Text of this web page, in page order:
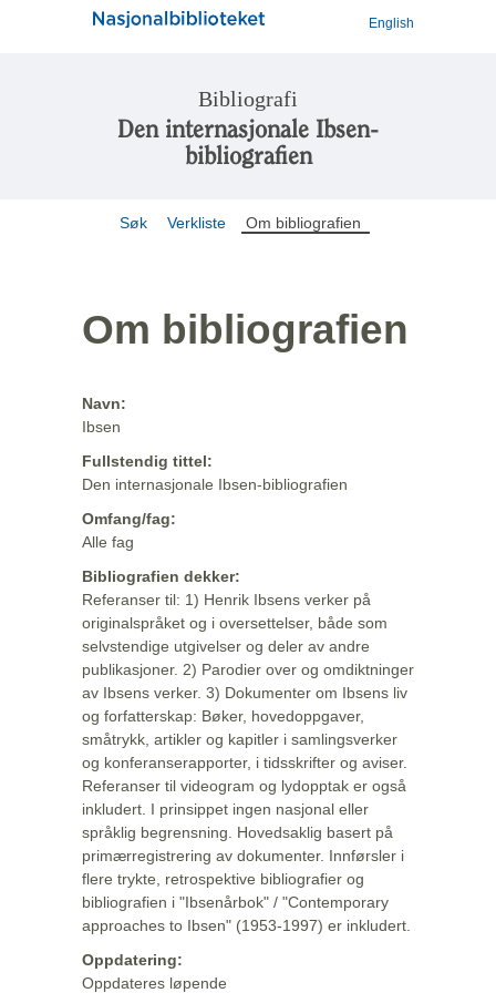
English
Bibliografi
Den internasjonale Ibsen-
bibliografien
Søk Verkliste Om bibliografien
Om bibliografien
Navn:
Ibsen
Fullstendig tittel:
Den internasjonale Ibsen-bibliografien
Omfang/fag:
Alle fag
Bibliografien dekker:
Referanser til: 1) Henrik Ibsens verker på
originalspråket og i oversettelser, både som
selvstendige utgivelser og deler av andre
publikasjoner. 2) Parodier over og omdiktninger
av Ibsens verker. 3) Dokumenter om Ibsens liv
og forfatterskap: Bøker, hovedoppgaver,
småtrykk, artikler og kapitler i samlingsverker
og konferanserapporter, i tidsskrifter og aviser.
Referanser til videogram og lydopptak er også
inkludert. I prinsippet ingen nasjonal eller
språklig begrensning. Hovedsaklig basert på
primærregistrering av dokumenter. Innførsler i
flere trykte, retrospektive bibliografier og
bibliografien i "Ibsenårbok" / "Contemporary
approaches to Ibsen" (1953-1997) er inkludert.
Oppdatering:
Oppdateres løpende